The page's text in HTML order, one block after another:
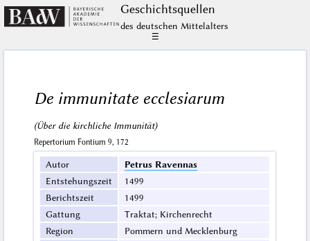
Geschichts­quellen
des deutschen Mittelalters
☰
De immunitate ecclesiarum
(Über die kirchliche Immunität)
Repertorium Fontium 9, 172
Autor
Petrus Ravennas
Entstehungszeit
1499
Berichtszeit
1499
Gattung
Traktat; Kirchenrecht
Region
Pommern und Mecklenburg